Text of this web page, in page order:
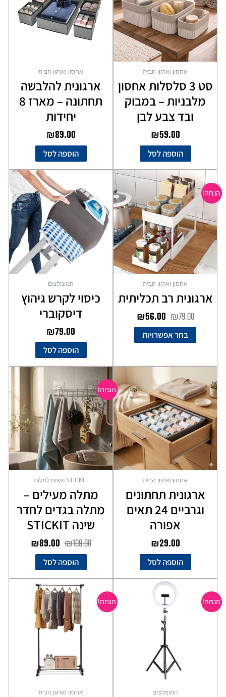
אחסון וארגון הבית
סט 3 סלסלות אחסון
מלבניות – במבוק
ובד צבע לבן
₪59.00
הוספה לסל
אחסון וארגון הבית
ארגונית להלבשה
תחתונה – מארז 8
יחידות
₪89.00
הוספה לסל
הנחה!
אחסון וארגון הבית
ארגונית רב תכליתית
₪79.00
המחיר
המקורי
היה:
₪79.00.
₪56.00
המחיר
הנוכחי
הוא:
₪56.00.
בחר אפשרויות
למוצר
יש
מספר
סוגים.
ניתן
לבחור
את
האפשרויות
בעמוד
המומלצים
כיסוי לקרש גיהוץ
דיסקוברי
₪79.00
הוספה לסל
אחסון וארגון הבית
ארגונית תחתונים
וגרביים 24 תאים
אפורה
₪29.00
הוספה לסל
הנחה!
STICKIT פשוט לתלות
מתלה מעילים –
מתלה בגדים לחדר
שינה STICKIT
₪109.00
המחיר
המקורי
היה:
₪109.00.
₪89.00
הוא:
₪89.00.
הוספה לסל
הנחה!
המומלצים
המחיר
המקורי
היה:
₪129.00.
הנוכחי
הוא:
הנחה!
אחסון וארגון הבית
המחיר
המקורי
היה:
₪89.00.